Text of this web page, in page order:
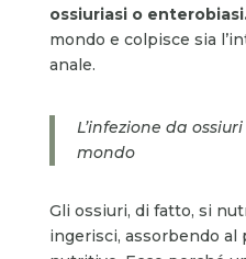
ossiuriasi o
mondo e colpisce sia
anale.
L’infezione da
mondo
Gli ossiuri, di fatto, si
ingerisci, assorbendo al